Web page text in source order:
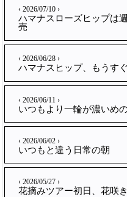
‹ 2026/07/10 ›
ハマナスローズヒップは
売
‹ 2026/06/28 ›
ハマナスヒップ、もうす
‹ 2026/06/11 ›
いつもより一輪が濃いめ
‹ 2026/06/02 ›
いつもと違う日常の朝
‹ 2026/05/27 ›
花摘みツアー初日、花咲